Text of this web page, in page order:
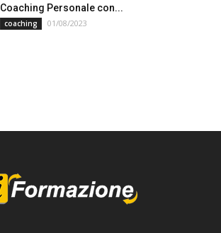
Coaching Personale con...
coaching 01/08/2023